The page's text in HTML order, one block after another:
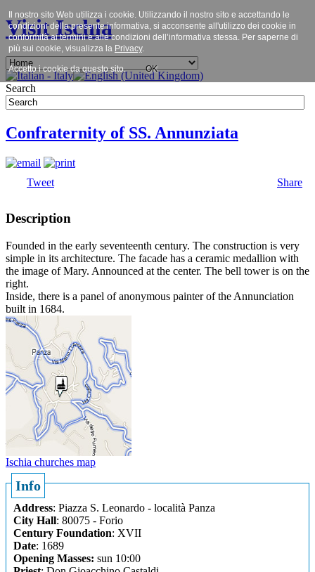
Visit Ischia
Search
Confraternity of SS. Annunziata
Tweet Share
Description
Founded in the early seventeenth century. The construction is very
simple in its architecture. The facade has a ceramic medallion with
the image of Mary. Announced at the center. The bell tower is on the
right.
Inside, there is a panel of anonymous painter of the Annunciation
built in 1684.
Ischia churches map
Info
Address: Piazza S. Leonardo - località Panza
City Hall: 80075 - Forio
Century Foundation: XVII
Date: 1689
Opening Masses: sun 10:00
Il nostro sito Web utilizza i cookie. Utilizzando il nostro sito e accettando le
condizioni della presente informativa, si acconsente all'utilizzo dei cookie in
conformità ai termini e alle condizioni dell’informativa stessa. Per saperne di
più sui cookie, visualizza la Privacy.
Accetto i cookie da questo sito. OK